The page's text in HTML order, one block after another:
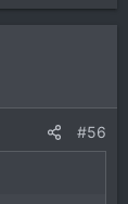
#56